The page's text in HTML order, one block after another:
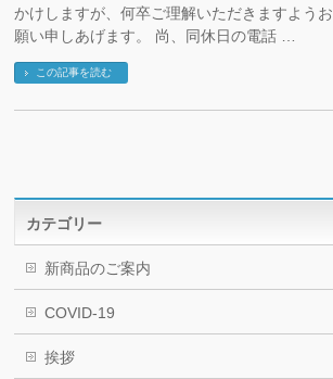
かけしますが、何卒ご理解いただきますようお
願い申しあげます。 尚、同休日の電話 …
この記事を読む
カテゴリー
新商品のご案内
COVID-19
挨拶